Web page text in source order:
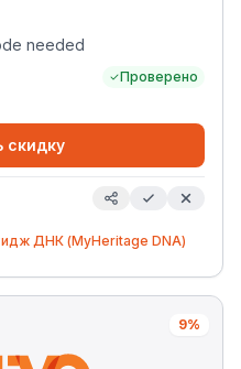
needed
Проверено
скидку
ДНК (MyHeritage DNA)
9%